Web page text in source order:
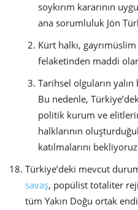
soykırım kararının
ana sorumluluk Jön
Kürt halkı,
felaketinden maddi
Tarihsel olguların
Bu nedenle,
politik kurum ve
halklarının
katılmalarını
Türkiye’deki mevcut
savaş, popülist totaliter
tüm Yakın Doğu ortak